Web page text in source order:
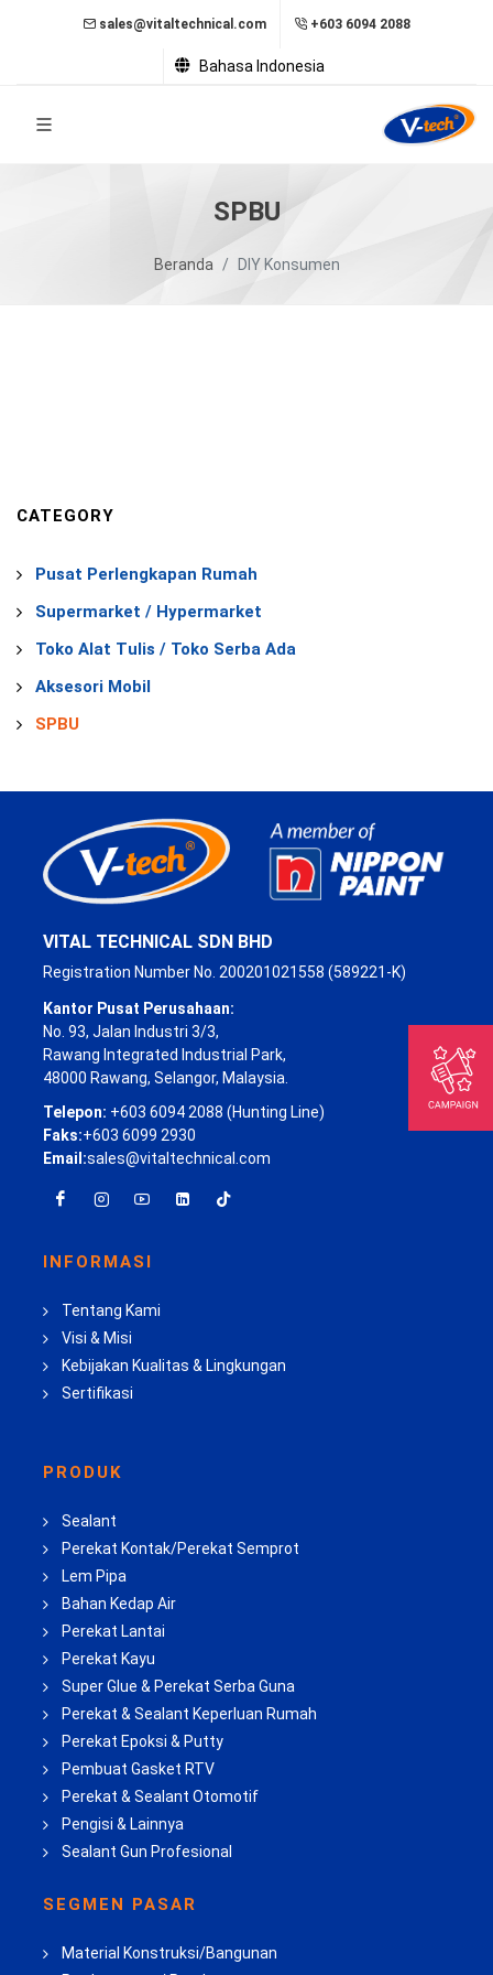
sales@vitaltechnical.com +603 6094 2088
Bahasa Indonesia
SPBU
Beranda DIY Konsumen
CATEGORY
Pusat Perlengkapan Rumah
Supermarket / Hypermarket
Toko Alat Tulis / Toko Serba Ada
Aksesori Mobil
SPBU
VITAL TECHNICAL SDN BHD
Registration Number No. 200201021558 (589221-K)
Kantor Pusat Perusahaan:
No. 93, Jalan Industri 3/3,
Rawang Integrated Industrial Park,
48000 Rawang, Selangor, Malaysia.
Telepon: +603 6094 2088 (Hunting Line)
Faks:+603 6099 2930
Email:sales@vitaltechnical.com
INFORMASI
Tentang Kami
Visi & Misi
Kebijakan Kualitas & Lingkungan
Sertifikasi
PRODUK
Sealant
Perekat Kontak/Perekat Semprot
Lem Pipa
Bahan Kedap Air
Perekat Lantai
Perekat Kayu
Super Glue & Perekat Serba Guna
Perekat & Sealant Keperluan Rumah
Perekat Epoksi & Putty
Pembuat Gasket RTV
Perekat & Sealant Otomotif
Pengisi & Lainnya
Sealant Gun Profesional
SEGMEN PASAR
Material Konstruksi/Bangunan